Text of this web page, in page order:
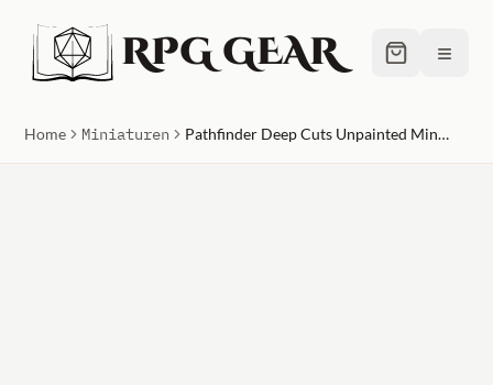
RPG GEAR ≡
Home Miniaturen Pathfinder Deep Cuts Unpainted Miniatures (W1) Human Female Cleric